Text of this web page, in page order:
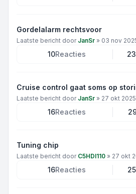
Gordelalarm rechtsvoor
Laatste bericht door JanSr » 03 nov
10Reacties
Cruise control gaat soms op
Laatste bericht door JanSr » 27 okt
16Reacties
Tuning chip
Laatste bericht door C5HDI110 » 27 okt
16Reacties